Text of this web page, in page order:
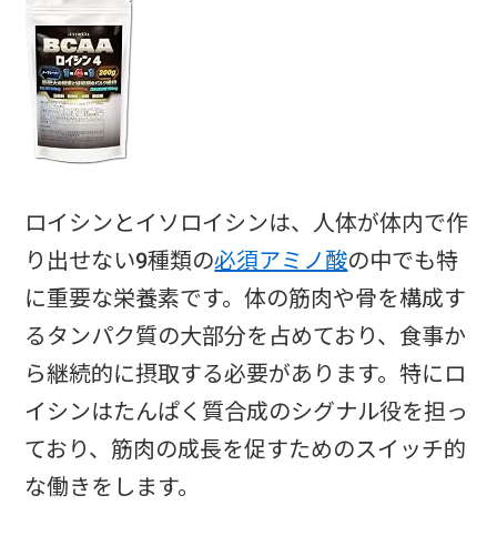
ロイシンとイソロイシンは、人体が体内で作
り出せない9種類の必須アミノ酸の中でも特
に重要な栄養素です。体の筋肉や骨を構成す
るタンパク質の大部分を占めており、食事か
ら継続的に摂取する必要があります。特にロ
イシンはたんぱく質合成のシグナル役を担っ
ており、筋肉の成長を促すためのスイッチ的
な働きをします。